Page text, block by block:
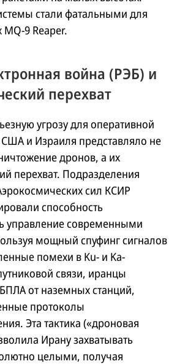
стали фатальными для
9 Reaper.
война (РЭБ) и
перехват
угрозу для оперативной
США и Израиля представляло не
дронов, а их
перехват. Подразделения
сил КСИР
способность
управление современными
мощный спуфинг сигналов
помехи в Ku- и Ka-
связи, иранцы
от наземных станций,
протоколы
Эта тактика («дроновая
Ирану захватывать
целыми, получая